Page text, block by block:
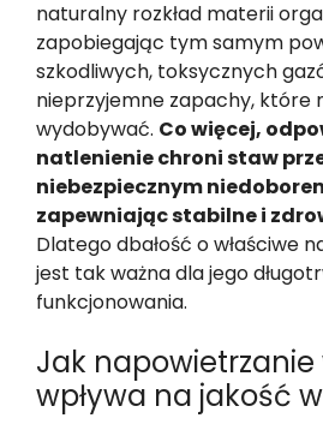
naturalny rozkład materii
zapobiegając tym samym
szkodliwych, toksycznych
nieprzyjemne zapachy, które
wydobywać. Co więcej,
natlenienie chroni staw
niebezpiecznym
zapewniając stabilne i
Dlatego dbałość o właściwe
jest tak ważna dla jego
funkcjonowania.
Jak napowietrzanie
wpływa na jakość